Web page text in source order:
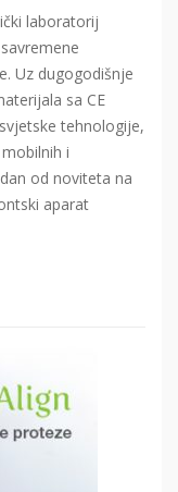
laboratorij
Uz dugogodišnje
sa CE
tehnologije,
i
od noviteta na
aparat